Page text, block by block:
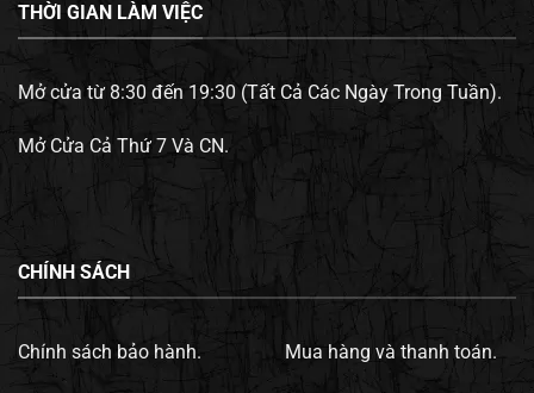
THỜI GIAN LÀM VIỆC
Mở cửa từ 8:30 đến 19:30 (Tất Cả Các Ngày Trong Tuần).
Mở Cửa Cả Thứ 7 Và CN.
CHÍNH SÁCH
Chính sách bảo hành. Mua hàng và thanh toán.